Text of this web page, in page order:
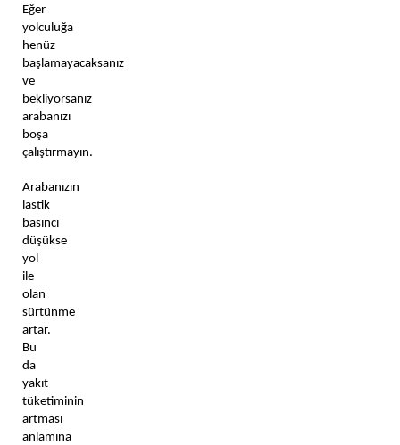
Eğer
yolculuğa
henüz
başlamayacaksanız
ve
bekliyorsanız
arabanızı
boşa
Arabanızın
lastik
basıncı
düşükse
yol
ile
olan
sürtünme
artar.
Bu
da
yakıt
tüketiminin
artması
anlamına